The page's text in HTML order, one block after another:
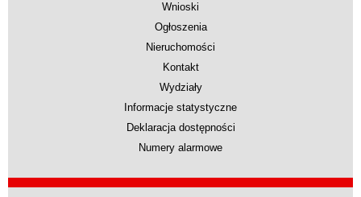
Wnioski
Ogłoszenia
Nieruchomości
Kontakt
Wydziały
Informacje statystyczne
Deklaracja dostępności
Numery alarmowe